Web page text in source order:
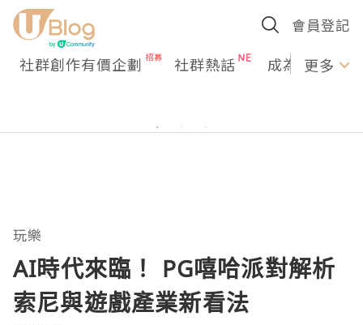
會員登記
社群創作有價企劃 社群熱話 成為U更多
玩樂
AI時代來臨！ PG嘻哈派對解析
索尼與遊戲產業新看法